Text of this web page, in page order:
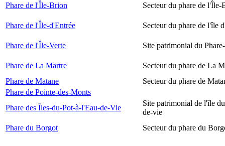
Phare de l'Île-Brion
Secteur du phare de l'Île-
Phare de l'Île-d'Entrée Secteur du phare de l'île
Phare de l'Île-Verte Site patrimonial du
Phare de La Martre
Secteur du phare de La
Phare de Matane
Secteur du phare de
Phare de Pointe-des-Monts
Phare des Îles-du-Pot-à-l'Eau-de-Vie
Site patrimonial de l'île
de-vie
Phare du Borgot
Secteur du phare du